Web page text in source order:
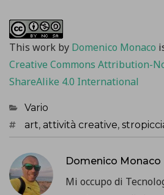
This work by Domenico Monaco
Creative Commons Attribution-
ShareAlike 4.0 International
Categorie
Vario
Tagart, attività creative,
Domenico Monaco
Mi occupo di